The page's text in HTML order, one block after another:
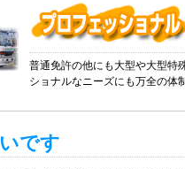
普通免許の他にも大型や大型特
ショナルなニーズにも万全の体
です